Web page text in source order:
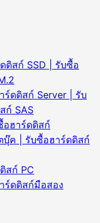
ดิสก์ SSD | รับซื้อ
ร์ดดิสก์ Server | รับ
ก์ SAS
ฮาร์ดดิสก์
บุ๊ค | รับซื้อฮาร์ดดิสก์
สก์ PC
ร์ดดิสก์มือสอง